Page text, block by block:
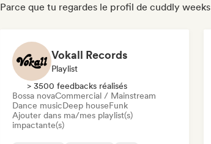
Parce que tu regardes le profil de cuddly weeks
Vokall Records
Playlist
> 3500 feedbacks réalisés
Bossa novaCommercial / Mainstream
Dance musicDeep houseFunk
Ajouter dans ma/mes playlist(s)
impactante(s)